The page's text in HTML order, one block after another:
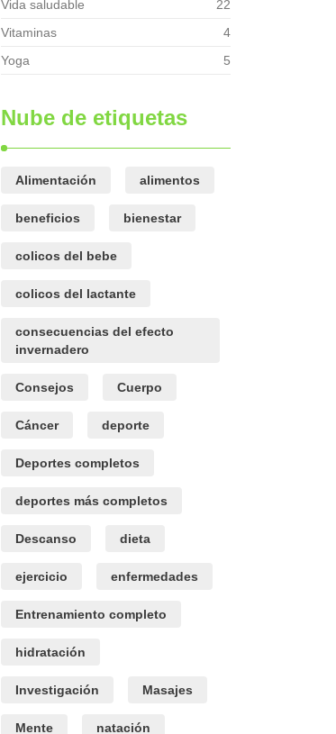
Vida saludable
22
Vitaminas
4
Yoga
5
Nube de etiquetas
Alimentación alimentos
beneficios bienestar
colicos del bebe
colicos del lactante
consecuencias del efecto
invernadero
Consejos Cuerpo
Cáncer deporte
Deportes completos
deportes más completos
Descanso dieta
ejercicio enfermedades
Entrenamiento completo
hidratación
Investigación Masajes
Mente natación